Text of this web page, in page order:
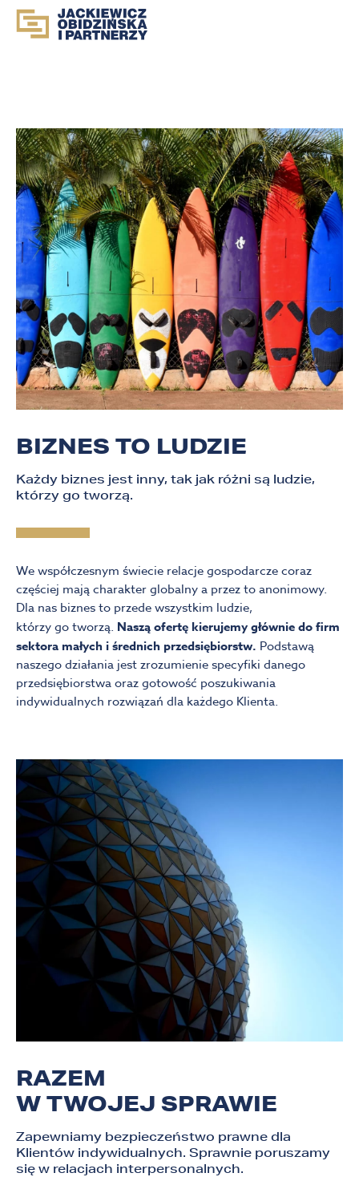
BIZNES TO LUDZIE
Każdy biznes jest inny, tak jak różni są ludzie,
którzy go tworzą.
We współczesnym świecie relacje gospodarcze coraz
częściej mają charakter globalny a przez to anonimowy.
Dla nas biznes to przede wszystkim ludzie,
którzy go tworzą. Naszą ofertę kierujemy głównie do firm
sektora małych i średnich przedsiębiorstw. Podstawą
naszego działania jest zrozumienie specyfiki danego
przedsiębiorstwa oraz gotowość poszukiwania
indywidualnych rozwiązań dla każdego Klienta.
RAZEM
W TWOJEJ SPRAWIE
Zapewniamy bezpieczeństwo prawne dla
Klientów indywidualnych. Sprawnie poruszamy
się w relacjach interpersonalnych.